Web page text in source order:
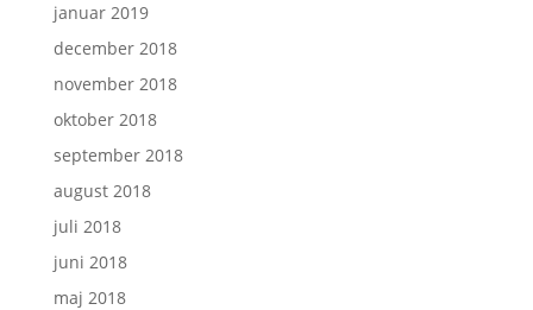
januar 2019
december 2018
november 2018
oktober 2018
september 2018
august 2018
juli 2018
juni 2018
maj 2018